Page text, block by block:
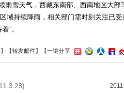
雪天气，西藏东南部、西南地区大部
域持续降雨，相关部门需时刻关注已
”。
】【转发邮件】 【一键分享